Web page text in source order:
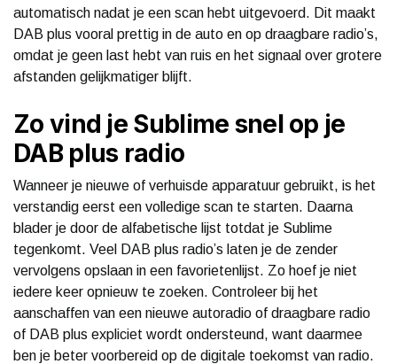
automatisch nadat je een scan hebt uitgevoerd. Dit maakt
DAB plus vooral prettig in de auto en op draagbare radio’s,
omdat je geen last hebt van ruis en het signaal over grotere
afstanden gelijkmatiger blijft.
Zo vind je Sublime snel op je
DAB plus radio
Wanneer je nieuwe of verhuisde apparatuur gebruikt, is het
verstandig eerst een volledige scan te starten. Daarna
blader je door de alfabetische lijst totdat je Sublime
tegenkomt. Veel DAB plus radio’s laten je de zender
vervolgens opslaan in een favorietenlijst. Zo hoef je niet
iedere keer opnieuw te zoeken. Controleer bij het
aanschaffen van een nieuwe autoradio of draagbare radio
of DAB plus expliciet wordt ondersteund, want daarmee
ben je beter voorbereid op de digitale toekomst van radio.